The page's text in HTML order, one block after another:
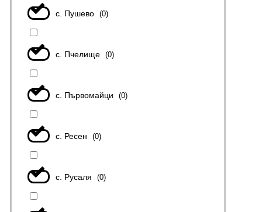
с. Пушево (0)
с. Пчелище (0)
с. Първомайци (0)
с. Ресен (0)
с. Русаля (0)